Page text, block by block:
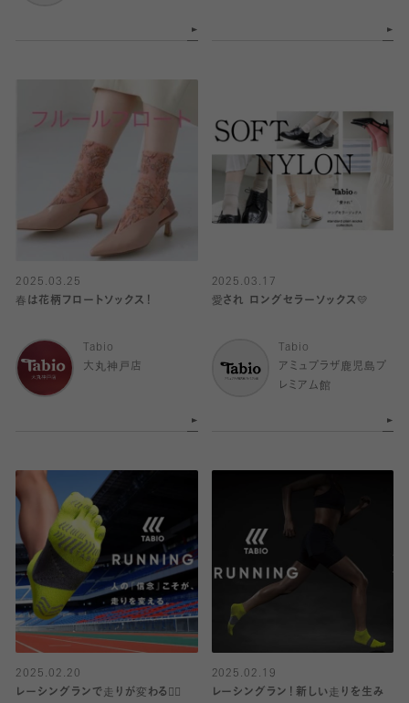
2025.03.25
春は花柄フロートソックス！
Tabio
大丸神戸店
2025.03.17
愛され ロングセラーソックス💛
Tabio
アミュプラザ鹿児島プ
レミアム館
2025.02.20
レーシングランで走りが変わる🏃‍♂️
2025.02.19
レーシングラン！新しい走りを生み